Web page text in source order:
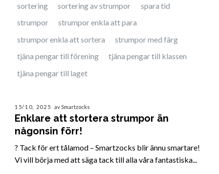
sortering
sortering av strumpor
spara tid
strumpor
strumpor enkla att para
strumpor enkla att sortera
strumpor med färg
tjäna pengar till förening
tjäna pengar till klassen
tjäna pengar till laget
15/10, 2025 av Smartzocks
Enklare att stortera strumpor än
någonsin förr!
? Tack för ert tålamod – Smartzocks blir ännu smartare!
Vi vill börja med att säga tack till alla våra fantastiska...